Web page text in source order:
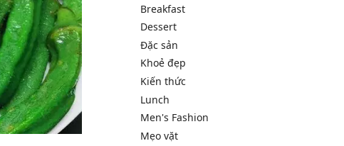
Breakfast
Dessert
Đặc sản
Khoẻ đẹp
Kiến thức
Lunch
Men's Fashion
Mẹo vặt